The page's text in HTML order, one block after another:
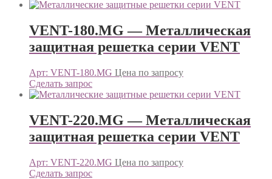
VENT-180.MG — Металлическая
защитная решетка серии VENT
Арт: VENT-180.MG Цена по запросу
Сделать запрос
VENT-220.MG — Металлическая
защитная решетка серии VENT
Арт: VENT-220.MG Цена по запросу
Сделать запрос